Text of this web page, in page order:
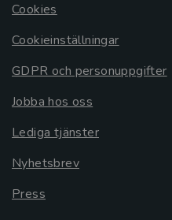
Cookies
Cookieinställningar
GDPR och personuppgifter
Jobba hos oss
Lediga tjänster
Nyhetsbrev
Press